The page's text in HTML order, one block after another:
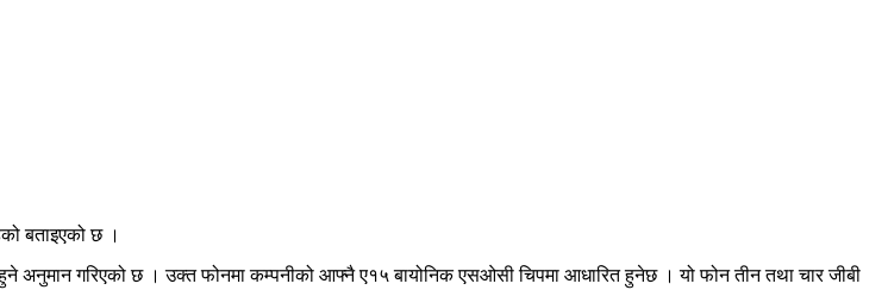
बताइएको छ ।
अनुमान गरिएको छ । उक्त फोनमा कम्पनीको आफ्नै ए१५ बायोनिक एसओसी चिपमा आधारित हुनेछ । यो फोन तीन तथा चार जीबी